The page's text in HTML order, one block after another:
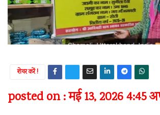
शेयर करें !
posted on : मई 13, 2026 4:45